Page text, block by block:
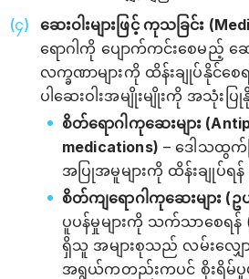
ဆေးဝါးများဖြင့် ကုသခြင်း
ရောဂါကို ပျောက်ကင်းစေမည့် ဆ
လက္ခဏာများကို ထိန်းချုပ်နိုင်
ပါဆေးဝါးအမျိုးမျိုးကို အသုံးပ
စိတ်ရောဂါကုဆေးများ
medications) – ဒေါသထွက်
အပြုအမူများကို ထိန်းချုပ်
စိတ်ကျရောဂါကုဆေးများ (ဥပ
ပူပန်မှုများကို သက်သာစေရန်
ရှိသူ အများစုသည် လမ်းလ
အရွယ်ကတည်းကပင် စိုးရိမ်ပူပ